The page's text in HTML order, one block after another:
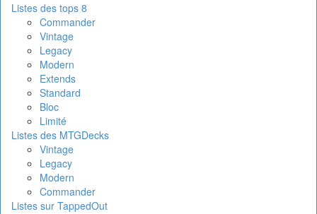
Listes des tops 8
Commander
Vintage
Legacy
Modern
Extends
Standard
Bloc
Limité
Listes des MTGDecks
Vintage
Legacy
Modern
Commander
Listes sur TappedOut